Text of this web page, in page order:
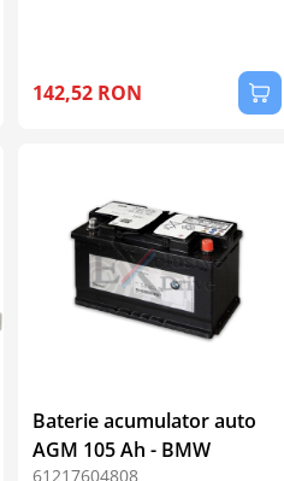
142,52 RON
Baterie acumulator auto
AGM 105 Ah - BMW
61217604808